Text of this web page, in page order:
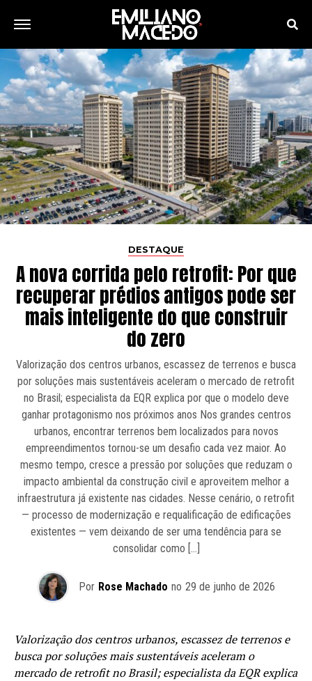
DESTAQUE
A nova corrida pelo retrofit: Por que
recuperar prédios antigos pode ser
mais inteligente do que construir
do zero
Valorização dos centros urbanos, escassez de terrenos e busca
por soluções mais sustentáveis aceleram o mercado de retrofit
no Brasil; especialista da EQR explica por que o modelo deve
ganhar protagonismo nos próximos anos Nos grandes centros
urbanos, encontrar terrenos bem localizados para novos
empreendimentos tornou-se um desafio cada vez maior. Ao
mesmo tempo, cresce a pressão por soluções que reduzam o
impacto ambiental da construção civil e aproveitem melhor a
infraestrutura já existente nas cidades. Nesse cenário, o retrofit
— processo de modernização e requalificação de edificações
existentes — vem deixando de ser uma tendência para se
consolidar como […]
Por Rose Machado no 29 de junho de 2026
Valorização dos centros urbanos, escassez de terrenos e
busca por soluções mais sustentáveis aceleram o
mercado de retrofit no Brasil; especialista da EQR explica